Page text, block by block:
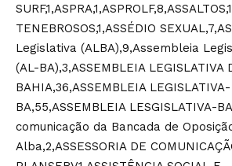
TENEBROSOS,1,ASSÉDIO
Legislativa (ALBA),9,Assembleia
(AL-BA),3,ASSEMBLEIA LEGISLATIVA
BAHIA,36,ASSEMBLEIA LEGISLATIVA-
BA,55,ASSEMBLEIA LESGISLATIVA-
comunicação da Bancada de
Alba,2,ASSESSORIA DE